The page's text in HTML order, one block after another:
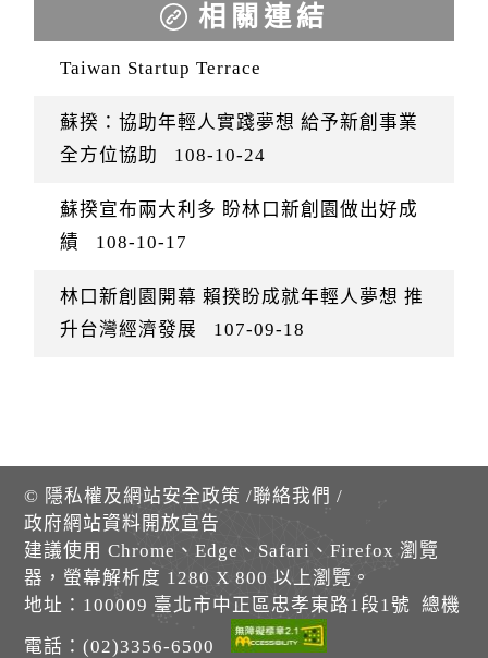
相關連結
Taiwan Startup Terrace
蘇揆：協助年輕人實踐夢想 給予新創事業
全方位協助
108-10-24
蘇揆宣布兩大利多 盼林口新創園做出好成
績
108-10-17
林口新創園開幕 賴揆盼成就年輕人夢想 推
升台灣經濟發展
107-09-18
© 隱私權及網站安全政策 /聯絡我們 /
政府網站資料開放宣告
建議使用 Chrome、Edge、Safari、Firefox 瀏覽
器，螢幕解析度 1280 X 800 以上瀏覽。
地址：100009 臺北市中正區忠孝東路1段1號 總機
電話：(02)3356-6500